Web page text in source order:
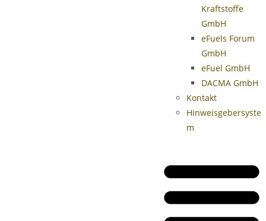
Kraftstoffe
GmbH
eFuels Forum
GmbH
eFuel GmbH
DACMA GmbH
Kontakt
Hinweisgebersyste
m